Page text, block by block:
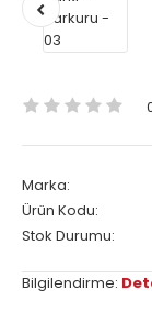
Marka:
Ürün Kodu:
Stok Durumu:
Bilgilendirme: